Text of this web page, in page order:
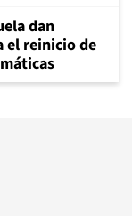
dan
el reinicio de